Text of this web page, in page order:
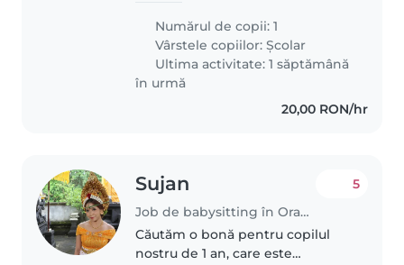
Numărul de copii: 1
Vârstele copiilor:Școlar
Ultima activitate: 1 săptămână
în urmă
20,00 RON/hr
Sujan
Job de babysitting în Oradea
5
Căutăm o bonă pentru copilul
nostru de 1 an, care este